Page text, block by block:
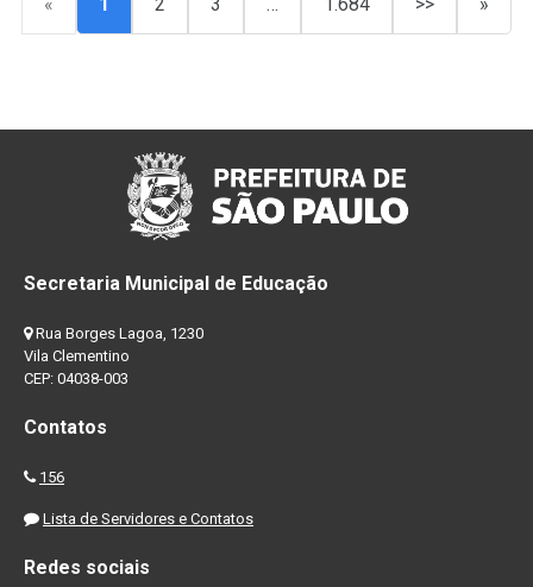
Secretaria Municipal de Educação
Rua Borges Lagoa, 1230
Vila Clementino
CEP: 04038-003
Contatos
156
Lista de Servidores e Contatos
Redes sociais